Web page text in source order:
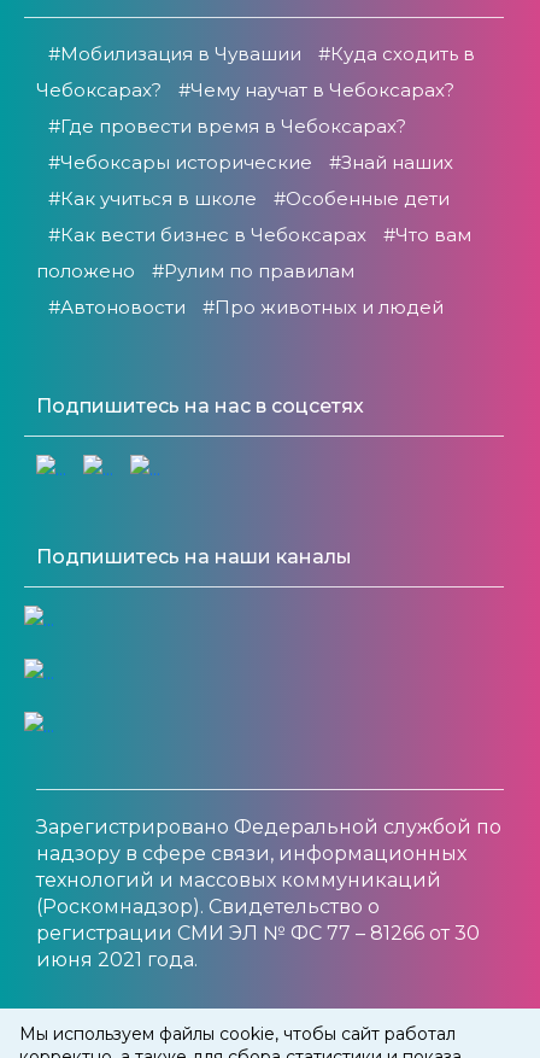
Мы используем файлы cookie, чтобы сайт работал
#Мобилизация в Чувашии
#Куда сходить в
Чебоксарах?
#Чему научат в Чебоксарах?
#Где провести время в Чебоксарах?
#Чебоксары исторические
#Знай наших
#Как учиться в школе
#Особенные дети
#Как вести бизнес в Чебоксарах
#Что вам
положено
#Рулим по правилам
#Автоновости
#Про животных и людей
Подпишитесь на нас в соцсетях
Подпишитесь на наши каналы
Зарегистрировано Федеральной службой по
надзору в сфере связи, информационных
технологий и массовых коммуникаций
(Роскомнадзор). Свидетельство о
регистрации СМИ ЭЛ № ФС 77 – 81266 от 30
июня 2021 года.